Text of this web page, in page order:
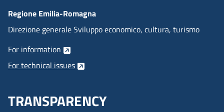
Regione Emilia-Romagna
Direzione generale Sviluppo economico, cultura, turismo
For information
For technical issues
TRANSPARENCY